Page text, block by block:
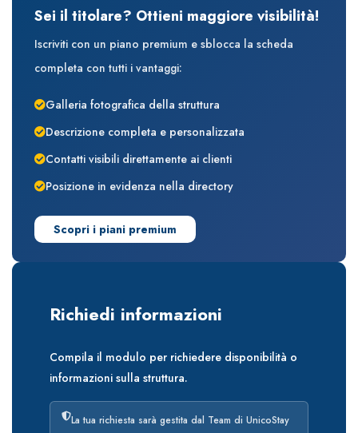
Sei il titolare? Ottieni maggiore visibilità!
Iscriviti con un piano premium e sblocca la scheda
completa con tutti i vantaggi:
Galleria fotografica della struttura
Descrizione completa e personalizzata
Contatti visibili direttamente ai clienti
Posizione in evidenza nella directory
Scopri i piani premium
Richiedi informazioni
Compila il modulo per richiedere disponibilità o
informazioni sulla struttura.
La tua richiesta sarà gestita dal Team di UnicoStay